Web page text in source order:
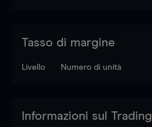
Tasso di margine
Livello Numero di unità
Informazioni sul Trading